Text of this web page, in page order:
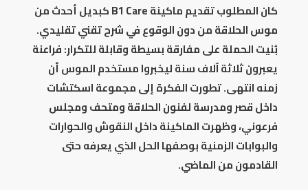
كان المطلوب تقديم ماكينة B1 Care كبديل أحدث من
موس الحلاقة من دون الوقوع في شرح تقني تقليدي.
بُنيت الحملة على مفارقة بسيطة وقابلة للتكرار: فراعنة
يعبرون ثلاثة آلاف سنة ليخبروا مستخدم الموس أن
زمنه انتهى. تطورت الفكرة إلى مجموعة اسكتشات
داخل قصر ومدرسة لفنون الحلاقة ومتحف ومجلس
فرعوني، وظهرت الماكينة داخل النقوش والحوارات
والبوابات الزمنية بوصفها الحل الذي يعرفه حتى
القادمون من الماضي.